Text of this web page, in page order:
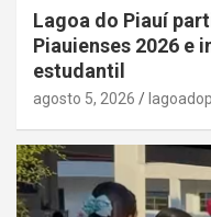
Lagoa do Piauí
Piauienses 2026 e
estudantil
agosto 5, 2026